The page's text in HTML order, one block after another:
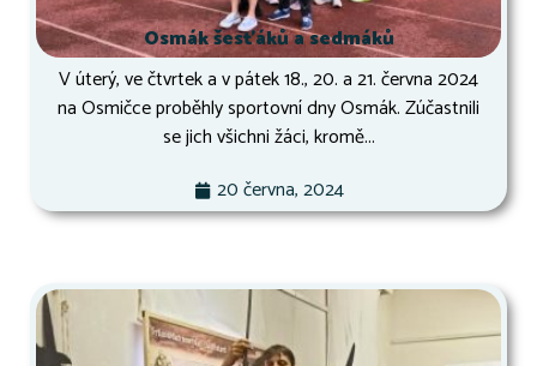
Osmák šesťáků a sedmáků
V úterý, ve čtvrtek a v pátek 18., 20. a 21. června 2024
na Osmičce proběhly sportovní dny Osmák. Zúčastnili
se jich všichni žáci, kromě...
20 června, 2024